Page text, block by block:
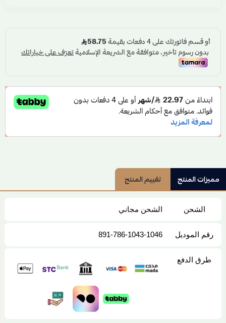
مميزات المنتج تقييم المنتج
الشحن الشحن مجاني
رقم الموديل 891-786-1043-1046
طرق الدفع